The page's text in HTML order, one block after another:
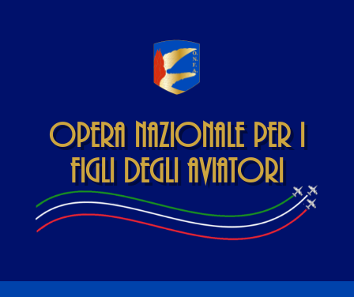
Opera Nazionale per i
Figli degli Aviatori